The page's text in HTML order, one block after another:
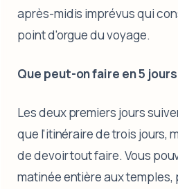
après-midis imprévus qui
point d'orgue du voyage.
Que peut-on faire en 5 jours
Les deux premiers jours
que l'itinéraire de trois jours,
de devoir tout faire. Vous
matinée entière aux